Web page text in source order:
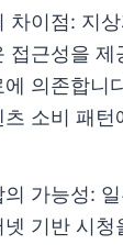
차이점: 지
접근성을 제
에 의존합니
소비 패턴
의 가능성:
기반 시청